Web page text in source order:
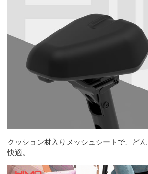
クッション材入りメッシュシートで、ど
快適。